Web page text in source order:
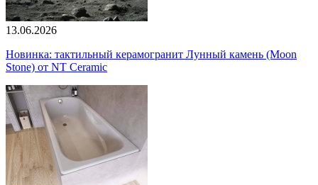
13.06.2026
Новинка: тактильный керамогранит Лунный камень (Moon
Stone) от NT Ceramic